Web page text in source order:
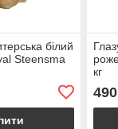
білий
Steensma
кг
490